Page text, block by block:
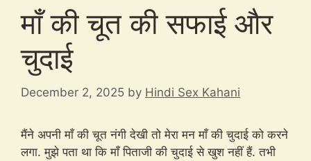
माँ की चूत की सफाई और
चुदाई
December 2, 2025 by Hindi Sex Kahani
मैंने अपनी माँ की चूत नंगी देखी तो मेरा मन माँ की चुदाई को करने
लगा. मुझे पता था कि माँ पिताजी की चुदाई से खुश नहीं हैं. तभी